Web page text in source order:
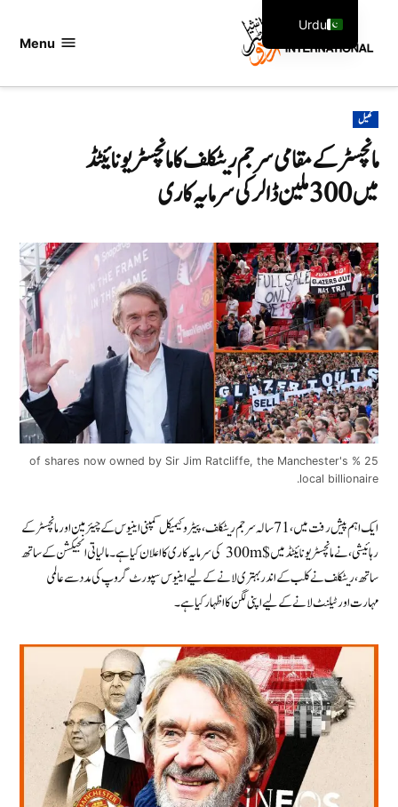
Menu
POSTED
IN
کھیل
مانچسٹر کے مقامی سر جم ریٹکلف کا مانچسٹر یونائیٹڈ
میں 300 ملین ڈالر کی سرمایہ کاری
25 % of shares now owned by Sir Jim Ratcliffe, the Manchester's
local billionaire.
ایک اہم پیش رفت میں، 71 سالہ سر جم ریٹکلف، پیٹرو کیمیکل کمپنی اینیوس کے چیئرمین اور مانچسٹر کے
رہائیشی، نے مانچسٹر یونائیٹڈ میں $300m کی سرمایہ کاری کا اعلان کیا ہے۔ مالیاتی انجیکشن کے ساتھ
ساتھ، ریٹکلف نے کلب کے اندر بہتری لانے کے لیے اینیوس سپورٹ گروپ کی مدد سے عالمی
مہارت اور ٹیلنٹ لانے کے لیے اپنی لگن کا اظہار کیا ہے۔
Urdu
English